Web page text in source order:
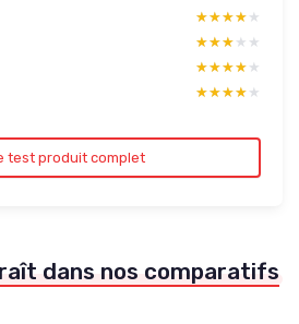
★★★★★
★★★★★
★★★★★
★★★★★
★★★★★
★★★★★
★★★★★
★★★★★
test produit complet
dans nos comparatifs